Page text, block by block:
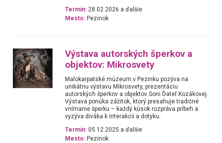
Termín: 28.02.2026 a ďalšie
Mesto: Pezinok
Výstava autorských šperkov a
objektov: Mikrosvety
Malokarpatské múzeum v Pezinku pozýva na
unikátnu výstavu Mikrosvety, prezentáciu
autorských šperkov a objektov Soni Ďateľ Kozákovej.
Výstava ponúka zážitok, ktorý presahuje tradičné
vnímanie šperku – každý kúsok rozpráva príbeh a
vyzýva diváka k interakcii a dotyku.
Termín: 05.12.2025 a ďalšie
Mesto: Pezinok